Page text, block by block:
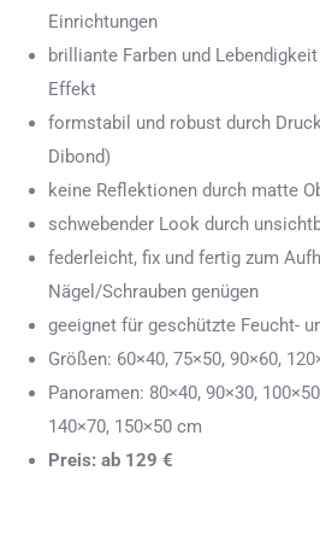
Einrichtungen
brilliante Farben und
Effekt
formstabil und robust durch
Dibond)
keine Reflektionen durch matte
schwebender Look durch
federleicht, fix und fertig zum
Nägel/Schrauben genügen
geeignet für geschützte Feucht-
Größen: 60×40, 75×50, 90×60,
Panoramen: 80×40, 90×30,
140×70, 150×50 cm
Preis: ab 129 €